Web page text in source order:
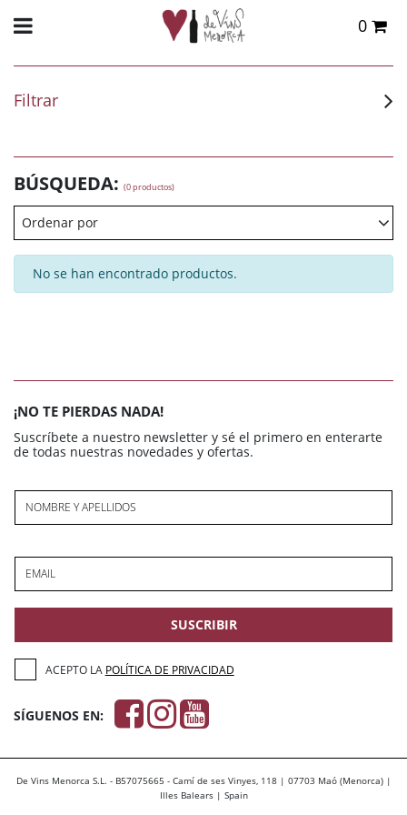
0
Filtrar
BÚSQUEDA: (0 productos)
Ordenar por
No se han encontrado productos.
¡NO TE PIERDAS NADA!
Suscríbete a nuestro newsletter y sé el primero en enterarte
de todas nuestras novedades y ofertas.
NOMBRE Y APELLIDOS
EMAIL
SUSCRIBIR
ACEPTO LA POLÍTICA DE PRIVACIDAD
SÍGUENOS EN:
De Vins Menorca S.L. - B57075665 - Camí de ses Vinyes, 118 | 07703 Maó (Menorca) |
Illes Balears | Spain